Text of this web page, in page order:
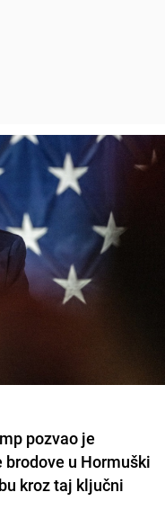
pozvao je
u Hormuški
kroz taj ključni